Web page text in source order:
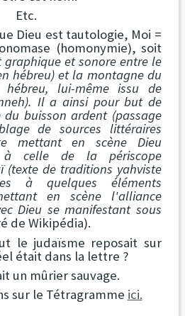
Etc.
Dieu est tautologie, Moi =
(homonymie), soit
graphique et sonore entre le
hébreu) et la montagne du
lui-même issu de
buisson ardent (passage
de sources littéraires
mettant en scène Dieu
celle de la périscope
(texte de traditions yahviste
à quelques éléments
en scène l'alliance
Dieu se manifestant sous
de Wikipédia).
le judaïsme reposait sur
était dans la lettre ?
un mûrier sauvage.
sur le Tétragramme ici.